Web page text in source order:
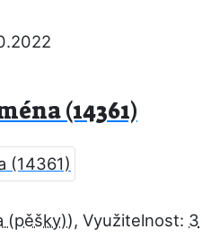
(14361)
, Využitelnost: 3